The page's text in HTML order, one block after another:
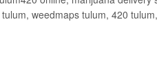
weedmaps tulum, 420